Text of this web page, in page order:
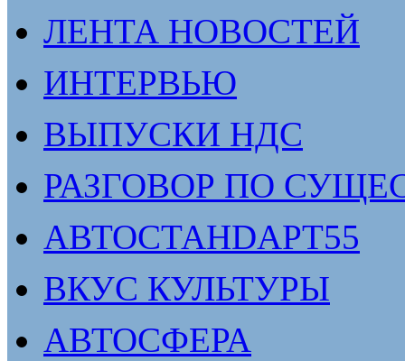
ЛЕНТА НОВОСТЕЙ
ИНТЕРВЬЮ
ВЫПУСКИ НДС
РАЗГОВОР ПО
АВТОСТАНDАРТ55
ВКУС КУЛЬТУРЫ
АВТОСФЕРА